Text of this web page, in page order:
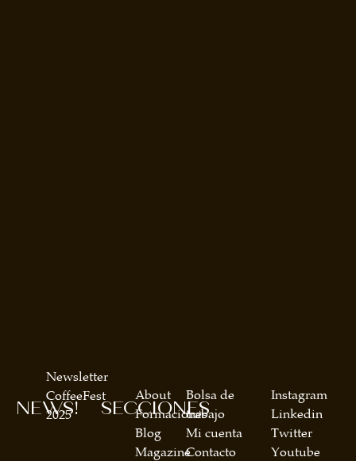
SECCIONES
About
Formaciones
Blog
Magazine
Bolsa de
trabajo
Mi cuenta
Contacto
NEWS!
Newsletter
CoffeeFest
2025
Instagram
Linkedin
Twitter
Youtube